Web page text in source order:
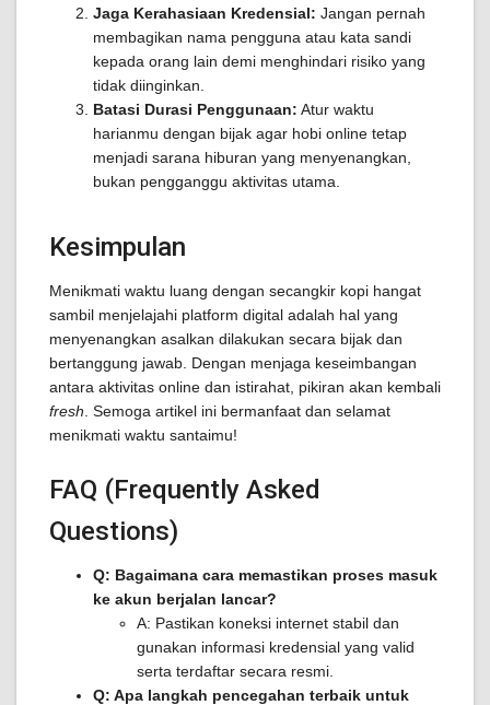
Jaga Kerahasiaan Kredensial: Jangan pernah
membagikan nama pengguna atau kata sandi
kepada orang lain demi menghindari risiko yang
tidak diinginkan.
Batasi Durasi Penggunaan: Atur waktu
harianmu dengan bijak agar hobi online tetap
menjadi sarana hiburan yang menyenangkan,
bukan pengganggu aktivitas utama.
Kesimpulan
Menikmati waktu luang dengan secangkir kopi hangat
sambil menjelajahi platform digital adalah hal yang
menyenangkan asalkan dilakukan secara bijak dan
bertanggung jawab. Dengan menjaga keseimbangan
antara aktivitas online dan istirahat, pikiran akan kembali
fresh . Semoga artikel ini bermanfaat dan selamat
menikmati waktu santaimu!
FAQ (Frequently Asked
Questions)
Q: Bagaimana cara memastikan proses masuk
ke akun berjalan lancar?
A: Pastikan koneksi internet stabil dan
gunakan informasi kredensial yang valid
serta terdaftar secara resmi.
Q: Apa langkah pencegahan terbaik untuk